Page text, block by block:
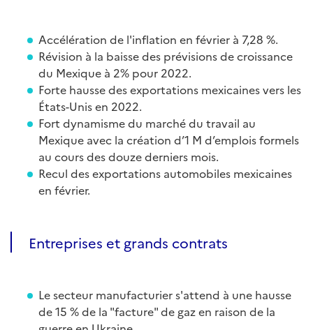
Accélération de l'inflation en février à 7,28 %.
Révision à la baisse des prévisions de croissance
du Mexique à 2% pour 2022.
Forte hausse des exportations mexicaines vers les
États-Unis en 2022.
Fort dynamisme du marché du travail au
Mexique avec la création d’1 M d’emplois formels
au cours des douze derniers mois.
Recul des exportations automobiles mexicaines
en février.
Entreprises et grands contrats
Le secteur manufacturier s'attend à une hausse
de 15 % de la "facture" de gaz en raison de la